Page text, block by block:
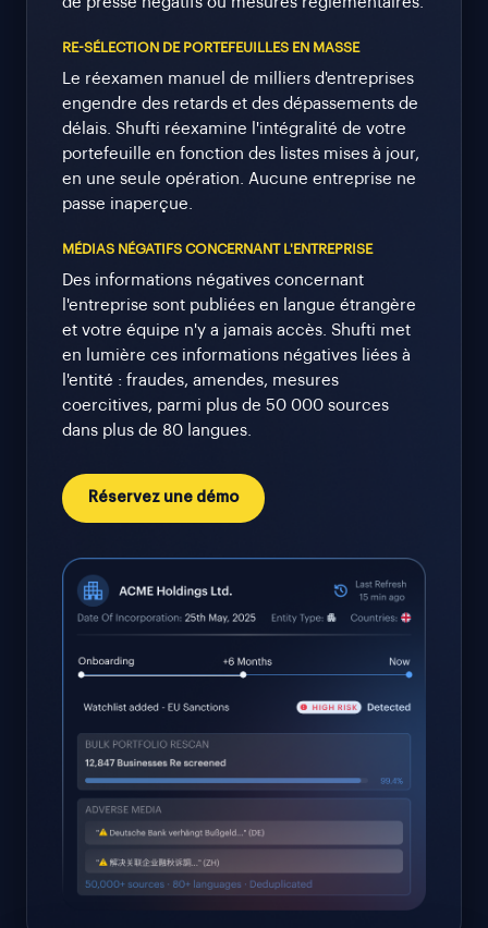
RE-SÉLECTION DE PORTEFEUILLES EN MASSE
Le réexamen manuel de milliers d'entreprises
engendre des retards et des dépassements de
délais. Shufti réexamine l'intégralité de votre
portefeuille en fonction des listes mises à jour,
en une seule opération. Aucune entreprise ne
passe inaperçue.
MÉDIAS NÉGATIFS CONCERNANT L'ENTREPRISE
Des informations négatives concernant
l'entreprise sont publiées en langue étrangère
et votre équipe n'y a jamais accès. Shufti met
en lumière ces informations négatives liées à
l'entité : fraudes, amendes, mesures
coercitives, parmi plus de 50 000 sources
dans plus de 80 langues.
Réservez une démo